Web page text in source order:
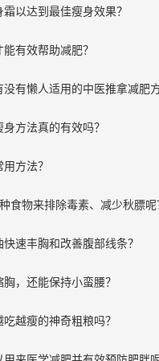
以达到最佳瘦身效果？
有效帮助减肥？
有懒人适用的中医推拿减肥
方法真的有效吗？
方法？
食物来排除毒素、减少秋膘呢
速丰胸和改善腹部线条？
，还能保持小蛮腰？
越瘦的神奇粗粮吗？